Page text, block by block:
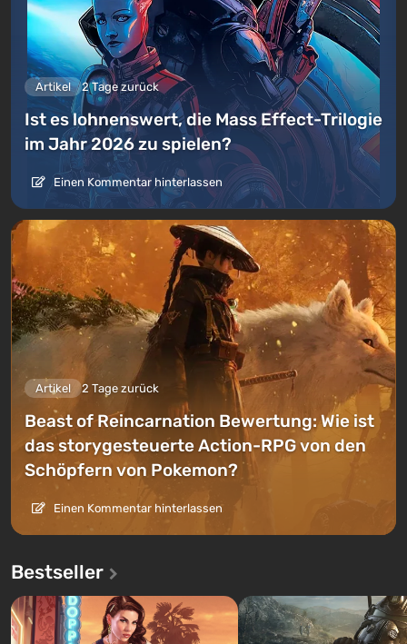
Artikel 2 Tage zurück
Ist es lohnenswert, die Mass Effect-Trilogie
im Jahr 2026 zu spielen?
Einen Kommentar hinterlassen
Artikel 2 Tage zurück
Beast of Reincarnation Bewertung: Wie ist
das storygesteuerte Action-RPG von den
Schöpfern von Pokemon?
Einen Kommentar hinterlassen
Bestseller